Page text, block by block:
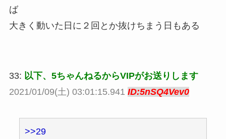
ば
大きく動いた日に２回とか抜けちまう日もある
33: 以下、5ちゃんねるからVIPがお送りします
2021/01/09(土) 03:01:15.941 ID:5nSQ4Vev0
>>29